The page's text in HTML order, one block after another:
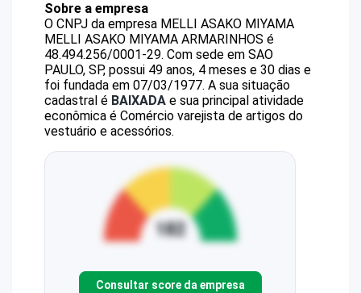
Sobre a empresa
O CNPJ da empresa MELLI ASAKO MIYAMA
MELLI ASAKO MIYAMA ARMARINHOS é
48.494.256/0001-29. Com sede em SAO
PAULO, SP, possui 49 anos, 4 meses e 30 dias e
foi fundada em 07/03/1977. A sua situação
cadastral é BAIXADA e sua principal atividade
econômica é Comércio varejista de artigos do
vestuário e acessórios.
Consultar score da empresa